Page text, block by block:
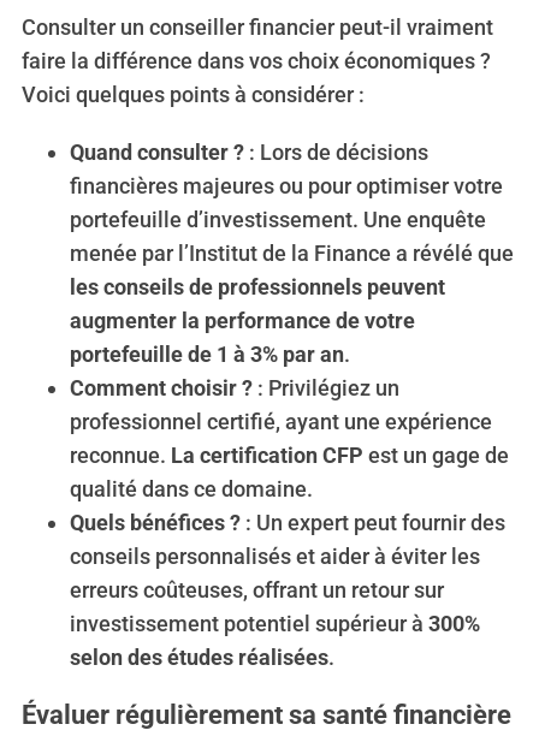
Consulter un conseiller financier peut-il vraiment
faire la différence dans vos choix économiques ?
Voici quelques points à considérer :
Quand consulter ?: Lors de décisions
financières majeures ou pour optimiser votre
portefeuille d’investissement. Une enquête
menée par l’Institut de la Finance a révélé que
les conseils de professionnels peuvent
augmenter la performance de votre
portefeuille de 1 à 3% par an.
Comment choisir ?: Privilégiez un
professionnel certifié, ayant une expérience
reconnue. La certification CFP est un gage de
qualité dans ce domaine.
Quels bénéfices ?: Un expert peut fournir des
conseils personnalisés et aider à éviter les
erreurs coûteuses, offrant un retour sur
investissement potentiel supérieur à 300%
selon des études réalisées.
Évaluer régulièrement sa santé financière